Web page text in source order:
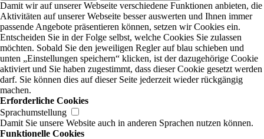
Damit wir auf unserer Webseite verschiedene Funktionen anbieten, die
Aktivitäten auf unserer Webseite besser auswerten und Ihnen immer
passende Angebote präsentieren können, setzen wir Cookies ein.
Entscheiden Sie in der Folge selbst, welche Cookies Sie zulassen
möchten. Sobald Sie den jeweiligen Regler auf blau schieben und
unten „Einstellungen speichern“ klicken, ist der dazugehörige Cookie
aktiviert und Sie haben zugestimmt, dass dieser Cookie gesetzt werden
darf. Sie können dies auf dieser Seite jederzeit wieder rückgängig
machen.
Erforderliche Cookies
Sprachumstellung
Damit Sie unsere Website auch in anderen Sprachen nutzen können.
Funktionelle Cookies